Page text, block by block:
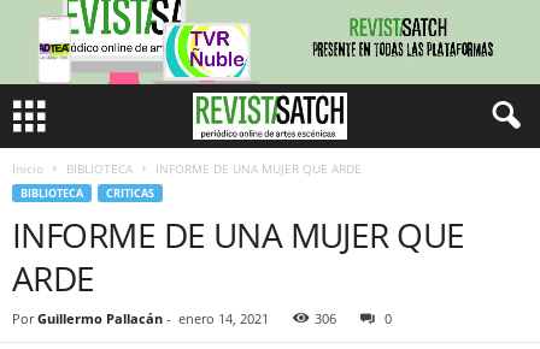
Inicio BIBLIOTECA INFORME DE UNA MUJER QUE ARDE
BIBLIOTECA CRITICAS
INFORME DE UNA MUJER QUE
ARDE
Por Guillermo Pallacán - enero 14, 2021 306 0